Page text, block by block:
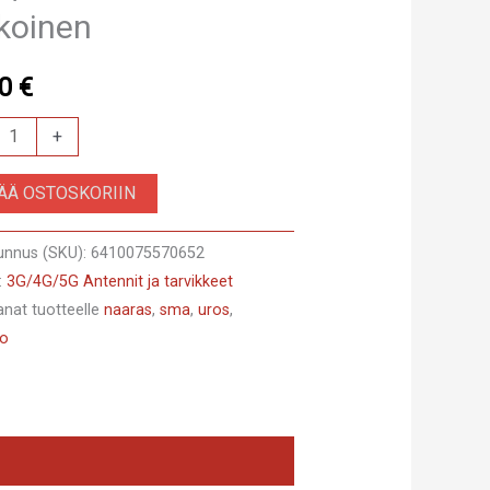
€
+
OSTOSKORIIN
(SKU):6410075570652
3G/4G/5G Antennit ja tarvikkeet
tuotteellenaaras,sma,uros,